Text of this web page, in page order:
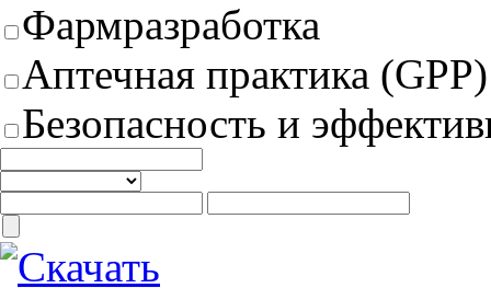
Фармразработка
Аптечная практика (GPP)
Безопасность и